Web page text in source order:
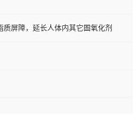
屏障，延长人体内其它圄氧化剂